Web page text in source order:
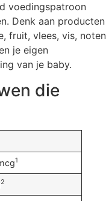
voedingspatroon
Denk aan producten
fruit, vlees, vis, noten
je eigen
van je baby.
die
1
2